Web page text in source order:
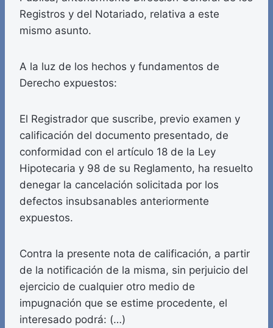
Registros y del Notariado, relativa a este
mismo asunto.
A la luz de los hechos y fundamentos de
Derecho expuestos:
El Registrador que suscribe, previo examen y
calificación del documento presentado, de
conformidad con el artículo 18 de la Ley
Hipotecaria y 98 de su Reglamento, ha resuelto
denegar la cancelación solicitada por los
defectos insubsanables anteriormente
expuestos.
Contra la presente nota de calificación, a partir
de la notificación de la misma, sin perjuicio del
ejercicio de cualquier otro medio de
impugnación que se estime procedente, el
interesado podrá: (…)